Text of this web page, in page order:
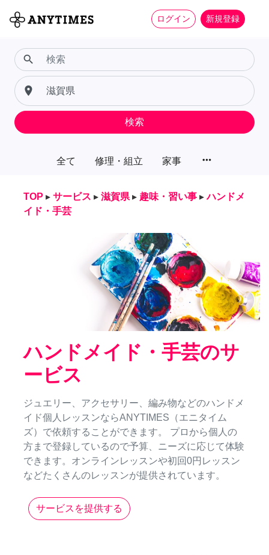
ログイン 新規登録
全て 修理・組立 家事 more_horiz
search
place
検索
TOP ▸ サービス ▸ 滋賀県 ▸ 趣味・習い事 ▸ ハンドメ
イド・手芸
ハンドメイド・手芸のサ
ービス
ジュエリー、アクセサリー、編み物などのハンドメ
イド個人レッスンならANYTIMES（エニタイム
ズ）で依頼することができます。 プロから個人の
方まで登録しているので予算、ニーズに応じて体験
できます。オンラインレッスンや初回0円レッスン
などたくさんのレッスンが提供されています。
サービスを提供する